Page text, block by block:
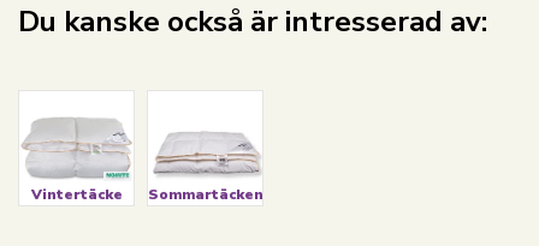
Du kanske också är intresserad av:
Vintertäcke Sommartäcken